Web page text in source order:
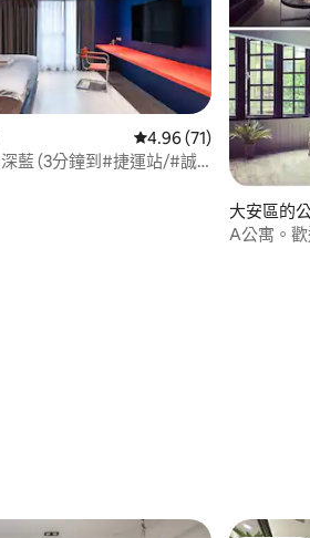
均評分（滿分 5 分）
從 71 則評價中獲得
4.96 (71)
藍 (3分鐘到#捷運站/#誠
大安區的
A公寓。